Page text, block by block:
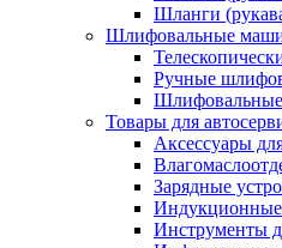
Шланги
Шлифовальные
Ручные
Товары для
Аксессуары
Зарядные
Индукционные
Инструменты